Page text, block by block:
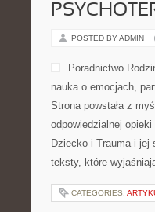
POSTED BY ADMIN
Poradnictwo
nauka o emocjach,
Strona powstała z
odpowiedzialnej
Dziecko i Trauma i jej
teksty, które
CATEGORIES: